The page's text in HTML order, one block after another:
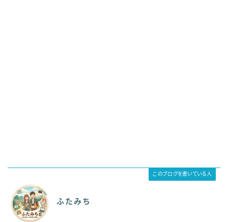
このブログを書いている人
ふたみち